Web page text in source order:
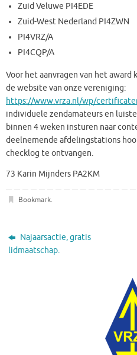
Zuid Veluwe PI4EDE
Zuid-West Nederland PI4ZWN
PI4VRZ/A
PI4CQP/A
Voor het aanvragen van het award
de website van onze vereniging:
https://www.vrza.nl/wp/
individuele zendamateurs en
binnen 4 weken insturen naar
deelnemende afdelingstations
checklog te ontvangen.
73 Karin Mijnders PA2KM
Bookmark.
Najaarsactie, gratis
lidmaatschap.